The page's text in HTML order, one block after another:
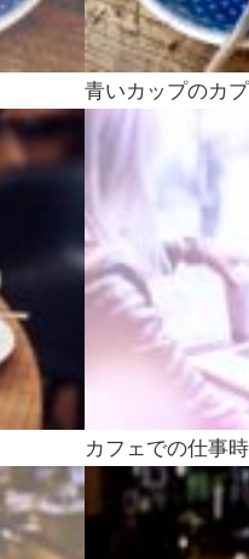
青いカップのカ
カフェでの仕事